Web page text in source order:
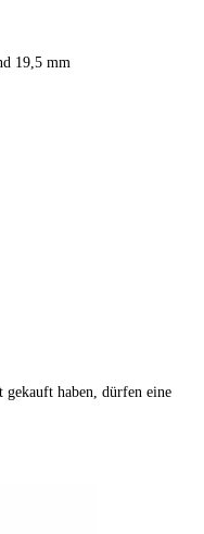
19,5 mm
gekauft haben, dürfen eine